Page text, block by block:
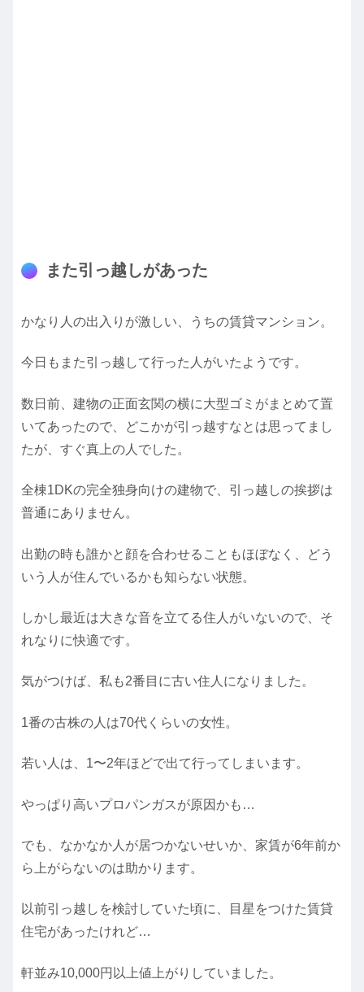
また引っ越しがあった
かなり人の出入りが激しい、うちの賃貸マンション。
今日もまた引っ越して行った人がいたようです。
数日前、建物の正面玄関の横に大型ゴミがまとめて置
いてあったので、どこかが引っ越すなとは思ってまし
たが、すぐ真上の人でした。
全棟1DKの完全独身向けの建物で、引っ越しの挨拶は
普通にありません。
出勤の時も誰かと顔を合わせることもほぼなく、どう
いう人が住んでいるかも知らない状態。
しかし最近は大きな音を立てる住人がいないので、そ
れなりに快適です。
気がつけば、私も2番目に古い住人になりました。
1番の古株の人は70代くらいの女性。
若い人は、1〜2年ほどで出て行ってしまいます。
やっぱり高いプロパンガスが原因かも…
でも、なかなか人が居つかないせいか、家賃が6年前か
ら上がらないのは助かります。
以前引っ越しを検討していた頃に、目星をつけた賃貸
住宅があったけれど…
軒並み10,000円以上値上がりしていました。